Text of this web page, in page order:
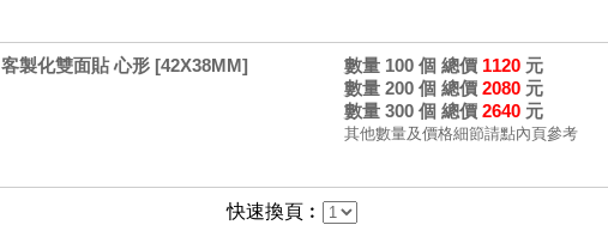
客製化雙面貼 心形 [42X38MM] 數量 100 個 總價 1120元
數量 200 個 總價 2080元
數量 300 個 總價 2640元
其他數量及價格細節請點內頁參考
快速換頁︰